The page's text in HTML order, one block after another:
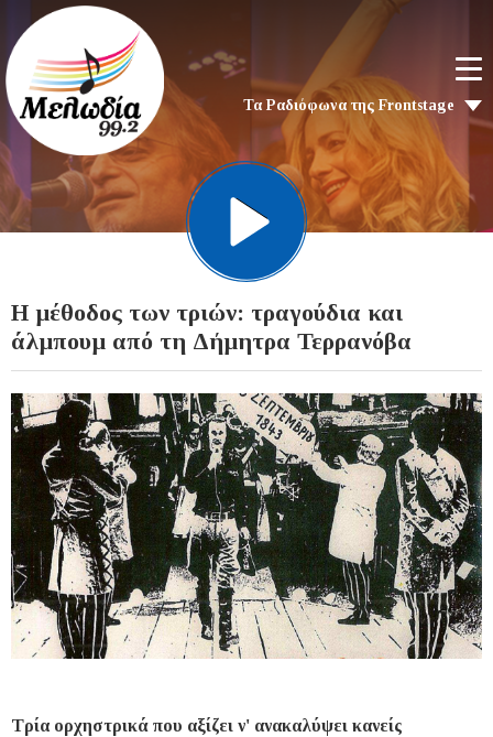
Τα Ραδιόφωνα της Frontstage
Η μέθοδος των τριών: τραγούδια και
άλμπουμ από τη Δήμητρα Τερρανόβα
Τρία ορχηστρικά που αξίζει ν' ανακαλύψει κανείς